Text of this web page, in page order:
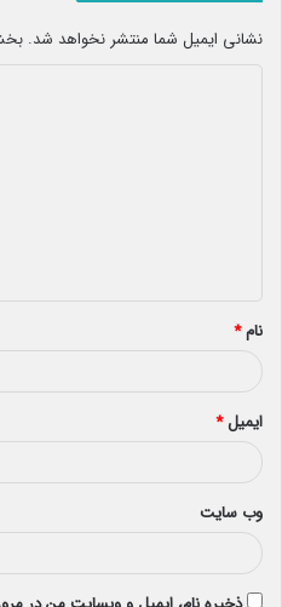
نشانی ایمیل شما منتشر نخواهد شد.
*
نام*
ایمیل*
وب‌ سایت